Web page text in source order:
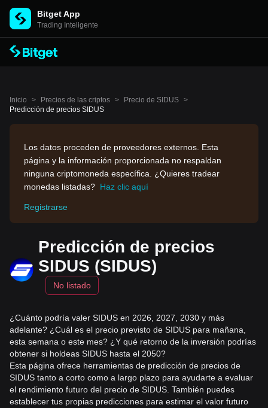
Bitget App
Trading Inteligente
Inicio > Precios de las criptos > Precio de SIDUS >
Predicción de precios SIDUS
Los datos proceden de proveedores externos. Esta
página y la información proporcionada no respaldan
ninguna criptomoneda específica. ¿Quieres tradear
monedas listadas? Haz clic aquí
Registrarse
Predicción de precios
SIDUS (SIDUS)
No listado
¿Cuánto podría valer SIDUS en 2026, 2027, 2030 y más
adelante? ¿Cuál es el precio previsto de SIDUS para mañana,
esta semana o este mes? ¿Y qué retorno de la inversión podrías
obtener si holdeas SIDUS hasta el 2050?
Esta página ofrece herramientas de predicción de precios de
SIDUS tanto a corto como a largo plazo para ayudarte a evaluar
el rendimiento futuro del precio de SIDUS. También puedes
establecer tus propias predicciones para estimar el valor futuro